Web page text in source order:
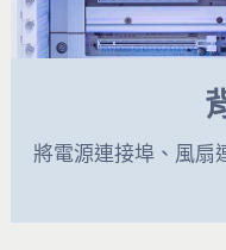
將電源連接埠、風扇